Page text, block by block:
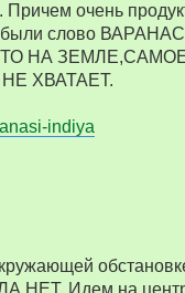
очень
были слово
НА
ХВАТАЕТ.
indiya